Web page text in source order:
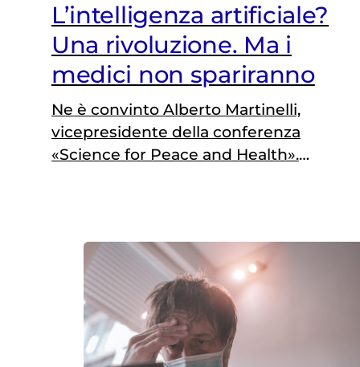
L’intelligenza artificiale?
Una rivoluzione. Ma i
medici non spariranno
Ne è convinto Alberto Martinelli,
vicepresidente della conferenza
«Science for Peace and Health».